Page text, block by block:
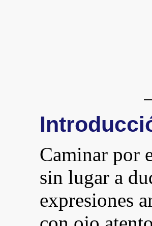
Caminar por
sin lugar a
expresiones